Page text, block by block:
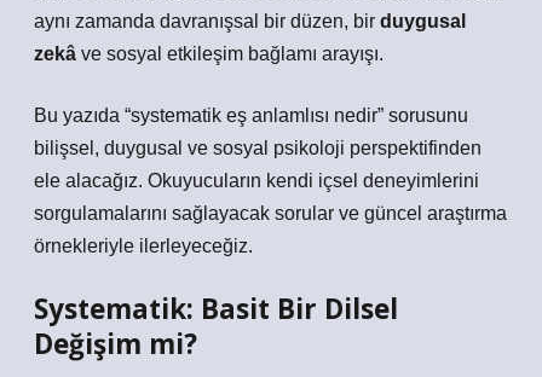
aynı zamanda davranışsal bir düzen, bir duygusal
zekâ ve sosyal etkileşim bağlamı arayışı.
Bu yazıda “systematik eş anlamlısı nedir” sorusunu
bilişsel, duygusal ve sosyal psikoloji perspektifinden
ele alacağız. Okuyucuların kendi içsel deneyimlerini
sorgulamalarını sağlayacak sorular ve güncel araştırma
örnekleriyle ilerleyeceğiz.
Systematik: Basit Bir Dilsel
Değişim mi?